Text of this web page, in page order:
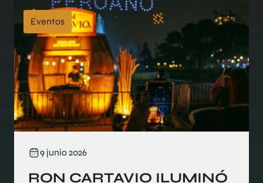
Eventos
9 junio 2026
RON CARTAVIO ILUMINÓ